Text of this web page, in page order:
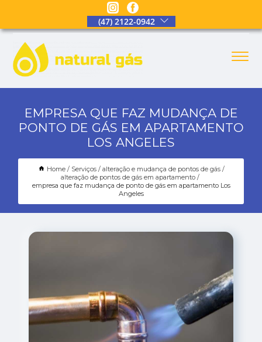
(47) 2122-0942
EMPRESA QUE FAZ MUDANÇA DE
PONTO DE GÁS EM APARTAMENTO
LOS ANGELES
Home Serviços
alteração e mudança de pontos de gás
alteração de pontos de gás em apartamento
empresa que faz mudança de ponto de gás em apartamento Los
Angeles